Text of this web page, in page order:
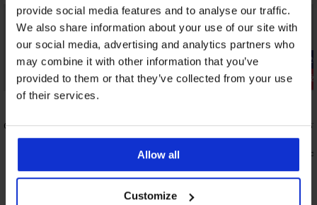
provide social media features and to analyse our traffic.
We also share information about your use of our site with
our social media, advertising and analytics partners who
may combine it with other information that you’ve
provided to them or that they’ve collected from your use
of their services.
Allow all
Customize
5
-20% SUN20
Wyprzedaż
Zniżka -70%
Majtki od stroju kąpielowego Deborah III
148,99 zł
SUN20
-20% SUN20
Wyprzedaż
Majtki od
172,99 zł
kod: